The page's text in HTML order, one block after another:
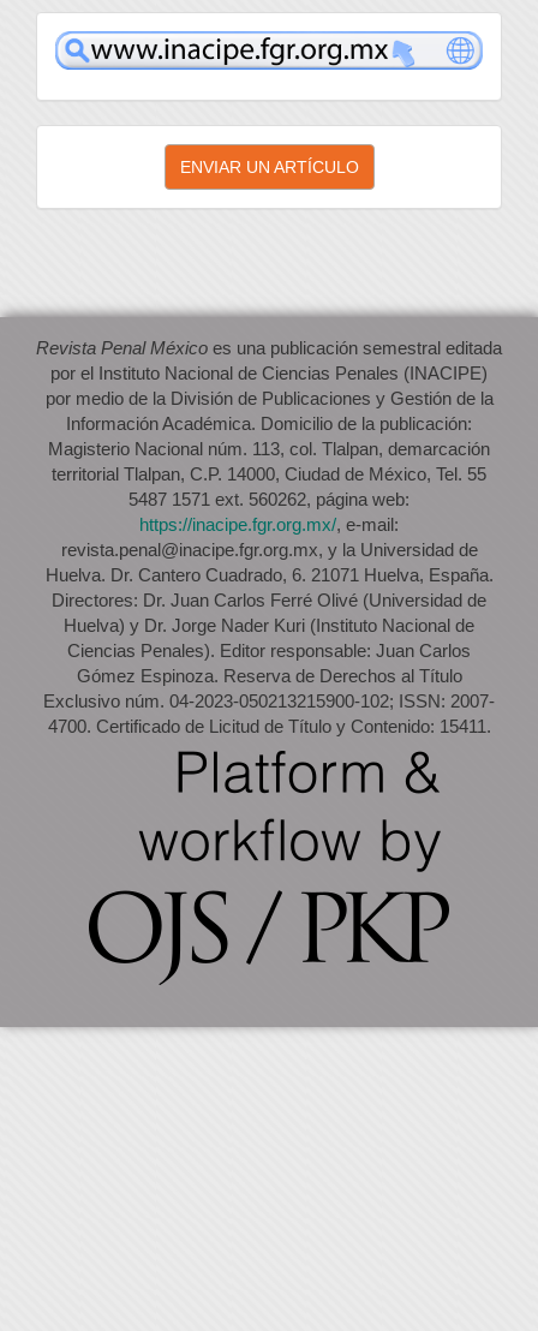
inacipe
Enviar
artículo
ENVIAR UN ARTÍCULO
Revista Penal México es una publicación semestral editada
por el Instituto Nacional de Ciencias Penales (INACIPE)
por medio de la División de Publicaciones y Gestión de la
Información Académica. Domicilio de la publicación:
Magisterio Nacional núm. 113, col. Tlalpan, demarcación
territorial Tlalpan, C.P. 14000, Ciudad de México, Tel. 55
5487 1571 ext. 560262, página web:
https://inacipe.fgr.org.mx/, e-mail:
revista.penal@inacipe.fgr.org.mx, y la Universidad de
Huelva. Dr. Cantero Cuadrado, 6. 21071 Huelva, España.
Directores: Dr. Juan Carlos Ferré Olivé (Universidad de
Huelva) y Dr. Jorge Nader Kuri (Instituto Nacional de
Ciencias Penales). Editor responsable: Juan Carlos
Gómez Espinoza. Reserva de Derechos al Título
Exclusivo núm. 04-2023-050213215900-102; ISSN: 2007-
4700. Certificado de Licitud de Título y Contenido: 15411.